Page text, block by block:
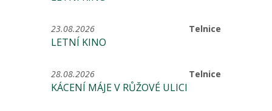
Telnice
23.08.2026
LETNÍ KINO
Telnice
28.08.2026
KÁCENÍ MÁJE V RŮŽOVÉ ULICI